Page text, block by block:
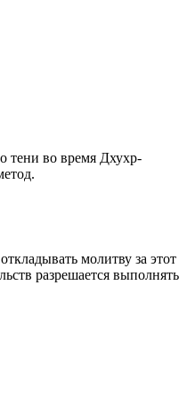
тени во время Дхухр-
молитву за этот
разрешается выполнять